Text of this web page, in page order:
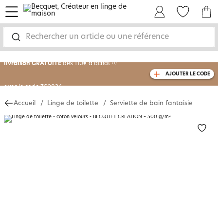
Rechercher un article ou une référence
menu
-30% sur votre commandedès 2 articles
achetés
livraison GRATUITEdès 110€ d'achat(1)
AJOUTER LE CODE
Accueil Linge de toilette Serviette de bain fantaisie